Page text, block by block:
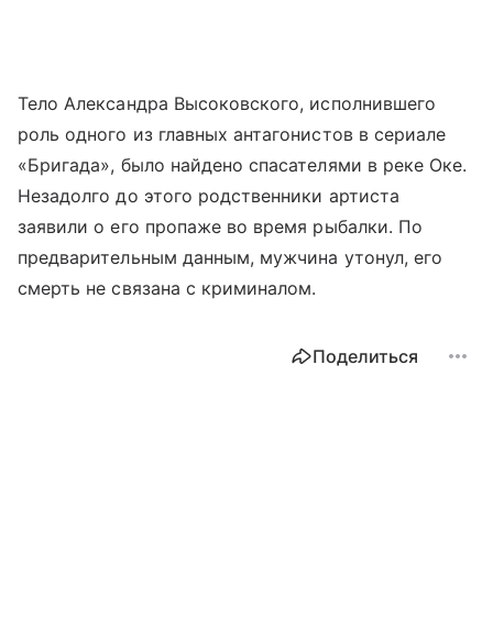
Тело Александра Высоковского, исполнившего
роль одного из главных антагонистов в сериале
«Бригада», было найдено спасателями в реке Оке.
Незадолго до этого родственники артиста
заявили о его пропаже во время рыбалки. По
предварительным данным, мужчина утонул, его
смерть не связана с криминалом.
Поделиться